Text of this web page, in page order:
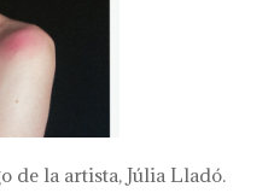
de la artista, Júlia Lladó.